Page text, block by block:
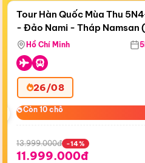
Còn18 ngày 01:36:00
Bay Sun Phuquoc Airways
Tour Hàn Quốc Mùa Thu
- Đảo Nami - Tháp Namsan
Airways)
Hồ Chí Minh
26/08
Còn 10 chỗ
Còn 10 chỗ
13.999.000đ -14%
11.999.000đ